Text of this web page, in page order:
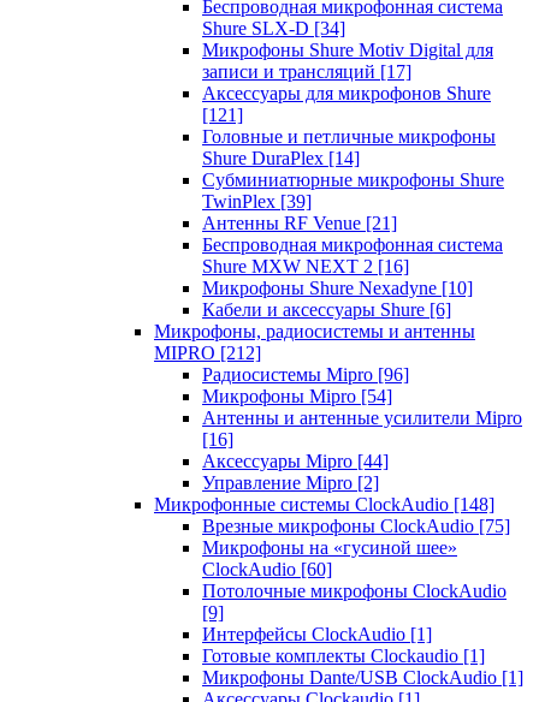
Беспроводная микрофонная система
Shure SLX-D [34]
Микрофоны Shure Motiv Digital для
записи и трансляций [17]
Аксессуары для микрофонов Shure
[121]
Головные и петличные микрофоны
Shure DuraPlex [14]
Субминиатюрные микрофоны Shure
TwinPlex [39]
Антенны RF Venue [21]
Беспроводная микрофонная система
Shure MXW NEXT 2 [16]
Микрофоны Shure Nexadyne [10]
Кабели и аксессуары Shure [6]
Микрофоны, радиосистемы и антенны
MIPRO [212]
Радиосистемы Mipro [96]
Микрофоны Mipro [54]
Антенны и антенные усилители Mipro
[16]
Аксессуары Mipro [44]
Управление Mipro [2]
Микрофонные системы ClockAudio [148]
Врезные микрофоны ClockAudio [75]
Микрофоны на «гусиной шее»
ClockAudio [60]
Потолочные микрофоны ClockAudio
[9]
Интерфейсы ClockAudio [1]
Готовые комплекты Clockaudio [1]
Микрофоны Dante/USB ClockAudio [1]